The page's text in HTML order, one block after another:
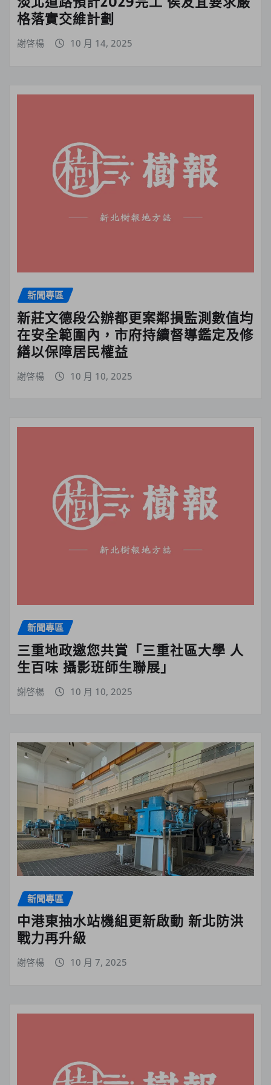
格落實交維計劃
謝啓楊 10 月 14, 2025
新聞專區
新莊文德段公辦都更案鄰損監測數值均
在安全範圍內，市府持續督導鑑定及修
繕以保障居民權益
謝啓楊 10 月 10, 2025
新聞專區
三重地政邀您共賞「三重社區大學 人
生百味 攝影班師生聯展」
謝啓楊 10 月 10, 2025
新聞專區
中港東抽水站機組更新啟動 新北防洪
戰力再升級
謝啓楊 10 月 7, 2025